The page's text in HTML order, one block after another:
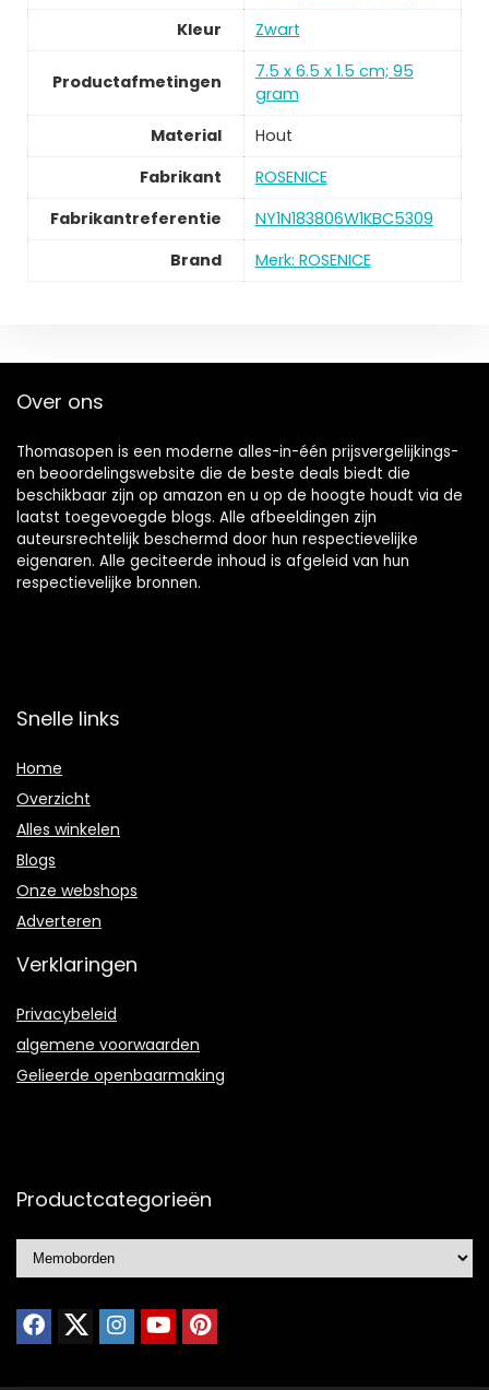
Kleur
‎Zwart
Productafmetingen
‎7.5 x 6.5 x 1.5 cm; 95
gram
Material
‎Hout
Fabrikant
‎ROSENICE
Fabrikantreferentie
‎NY1N183806W1KBC5309
Brand
Merk: ROSENICE
Over ons
Thomasopen is een moderne alles-in-één prijsvergelijkings-
en beoordelingswebsite die de beste deals biedt die
beschikbaar zijn op amazon en u op de hoogte houdt via de
laatst toegevoegde blogs. Alle afbeeldingen zijn
auteursrechtelijk beschermd door hun respectievelijke
eigenaren. Alle geciteerde inhoud is afgeleid van hun
respectievelijke bronnen.
Snelle links
Home
Overzicht
Alles winkelen
Blogs
Onze webshops
Adverteren
Verklaringen
Privacybeleid
algemene voorwaarden
Gelieerde openbaarmaking
Productcategorieën